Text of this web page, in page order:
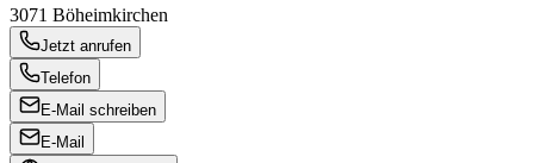
3071 Böheimkirchen
Jetzt anrufen
Telefon
E-Mail schreiben
E-Mail